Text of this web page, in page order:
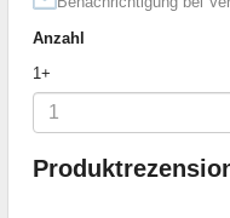
Anzahl
1+